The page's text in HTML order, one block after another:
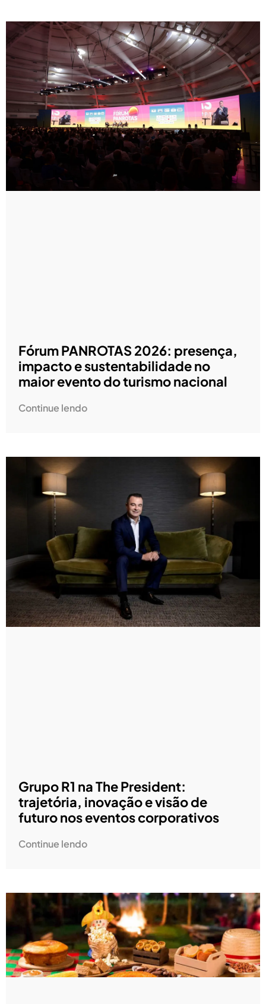
Fórum PANROTAS 2026: presença,
impacto e sustentabilidade no
maior evento do turismo nacional
Continue lendo
Grupo R1 na The President:
trajetória, inovação e visão de
futuro nos eventos corporativos
Continue lendo